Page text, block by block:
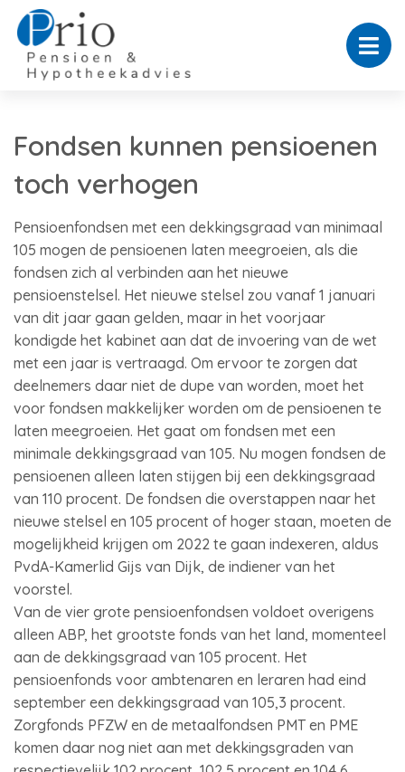
Fondsen kunnen pensioenen
toch verhogen
Pensioenfondsen met een dekkingsgraad van minimaal
105 mogen de pensioenen laten meegroeien, als die
fondsen zich al verbinden aan het nieuwe
pensioenstelsel. Het nieuwe stelsel zou vanaf 1 januari
van dit jaar gaan gelden, maar in het voorjaar
kondigde het kabinet aan dat de invoering van de wet
met een jaar is vertraagd. Om ervoor te zorgen dat
deelnemers daar niet de dupe van worden, moet het
voor fondsen makkelijker worden om de pensioenen te
laten meegroeien. Het gaat om fondsen met een
minimale dekkingsgraad van 105. Nu mogen fondsen de
pensioenen alleen laten stijgen bij een dekkingsgraad
van 110 procent. De fondsen die overstappen naar het
nieuwe stelsel en 105 procent of hoger staan, moeten de
mogelijkheid krijgen om 2022 te gaan indexeren, aldus
PvdA-Kamerlid Gijs van Dijk, de indiener van het
voorstel.
Van de vier grote pensioenfondsen voldoet overigens
alleen ABP, het grootste fonds van het land, momenteel
aan de dekkingsgraad van 105 procent. Het
pensioenfonds voor ambtenaren en leraren had eind
september een dekkingsgraad van 105,3 procent.
Zorgfonds PFZW en de metaalfondsen PMT en PME
komen daar nog niet aan met dekkingsgraden van